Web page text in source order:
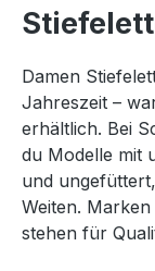
Damen
Jahreszeit –
erhältlich. Bei
du Modelle mit
und
Weiten.
stehen für